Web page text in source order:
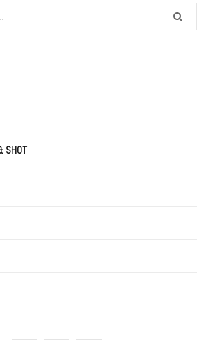
SHOT